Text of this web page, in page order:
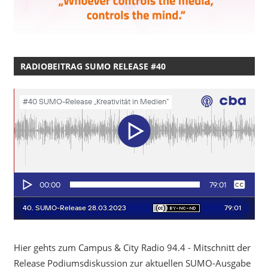
RADIOBEITRAG SUMO RELEASE #40
Hier gehts zum Campus & City Radio 94.4 - Mitschnitt der
Release Podiumsdiskussion zur aktuellen SUMO-Ausgabe